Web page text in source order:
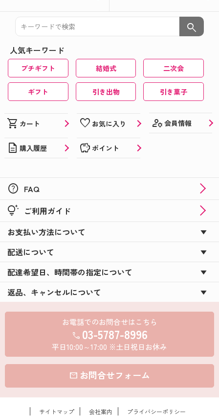
search
人気キーワード
プチギフト 結婚式 二次会
ギフト 引き出物 引き菓子
shopping_cart カート favorite お気に入り manage_accounts 会員情報
description 購入履歴 savings ポイント
help FAQ
tips_and_updates ご利用ガイド
お支払い方法について
配送について
配達希望日、時間帯の指定について
返品、キャンセルについて
お電話でのお問合せはこちら
call 03-5787-8996
平日10:00～17:00 ※土日祝日お休み
mail お問合せフォーム
サイトマップ 会社案内 プライバシーポリシー